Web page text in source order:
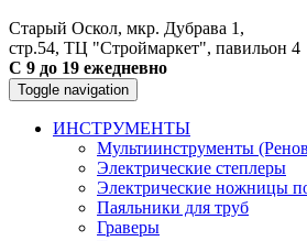
Старый Оскол, мкр. Дубрава 1,
стр.54, ТЦ "Строймаркет", павильон 4
С 9 до 19 ежедневно
Toggle navigation
ИНСТРУМЕНТЫ
Мультиинструменты
Электрические степлеры
Электрические ножницы
Паяльники для труб
Граверы